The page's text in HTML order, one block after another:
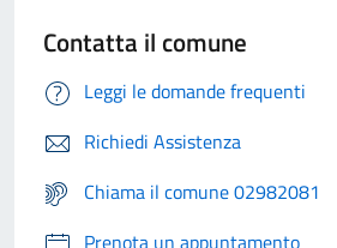
Contatta il comune
Leggi le domande frequenti
Richiedi Assistenza
Chiama il comune 02982081